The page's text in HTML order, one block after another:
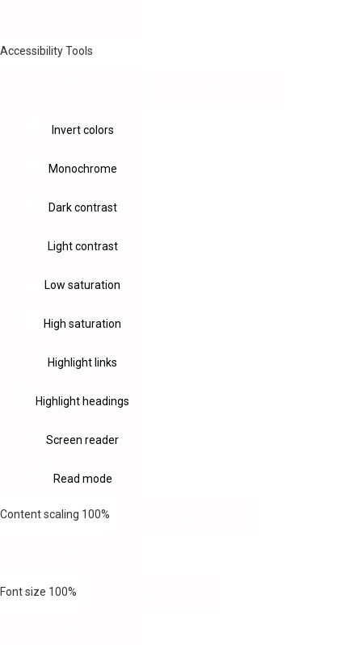
Accessibility Tools
Invert colors
Monochrome
Dark contrast
Light contrast
Low saturation
High saturation
Highlight links
Highlight headings
Screen reader
Read mode
Content scaling 100%
Font size 100%